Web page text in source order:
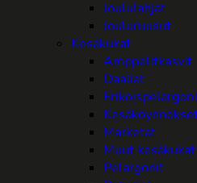
Joululahjat
Jouluruusut
Kesäkukat
Amppelitkasvit
Daaliat
Marketat
Muut kesäkukat
Pelargonit